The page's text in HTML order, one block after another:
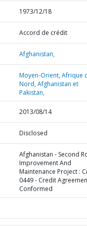
1973/12/18
Accord de crédit
Afghanistan,
Moyen-Orient, Afrique
Nord, Afghanistan et
Pakistan,
2013/08/14
Disclosed
Afghanistan - Second
Improvement And
Maintenance Project :
0449 - Credit
Conformed